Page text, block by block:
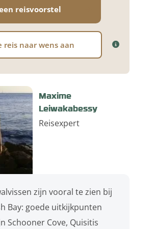
reisvoorstel
reis naar wens aan
Maxime
Leiwakabessy
Reisexpert
zijn vooral te zien bij
Bay: goede uitkijkpunten
Schooner Cove, Quisitis